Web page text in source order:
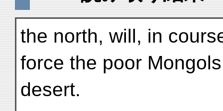
the north, will, in
force the poor
desert.